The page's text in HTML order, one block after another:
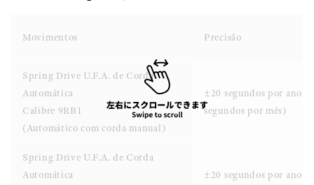
Movimentos Precisão
Spring Drive U.F.A. de Corda
Automática
Calibre 9RB1
(Automático com corda manual)
±20 segundos por ano
segundos por mês)
Spring Drive U.F.A. de Corda
Automática
±20 segundos por ano